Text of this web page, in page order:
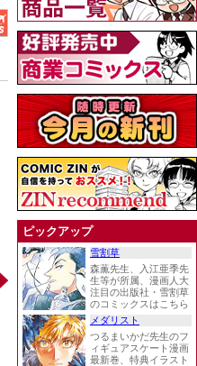
ピックアップ
雪割草
森薫先生、入江亜季先
生等が所属、漫画人大
注目の出版社・雪割草
のコミックスはこちら
メダリスト
つるまいかだ先生のフ
ィギュアスケート漫画
最新巻、特典イラスト